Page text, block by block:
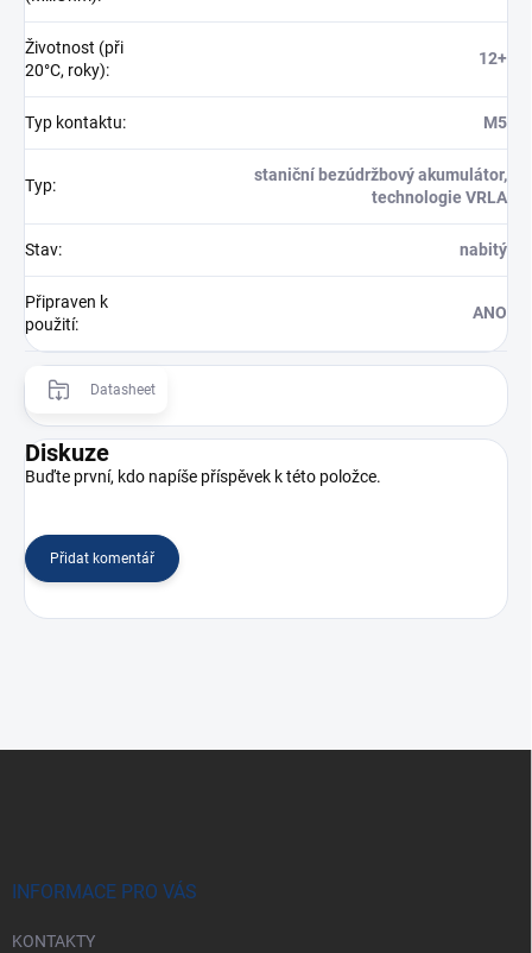
Životnost (při
20°C, roky):
12+
Typ kontaktu: M5
Typ:
staniční bezúdržbový akumulátor,
technologie VRLA
Stav: nabitý
Připraven k
použití:
ANO
Datasheet
Diskuze
Buďte první, kdo napíše příspěvek k této položce.
Přidat komentář
INFORMACE PRO VÁS
KONTAKTY